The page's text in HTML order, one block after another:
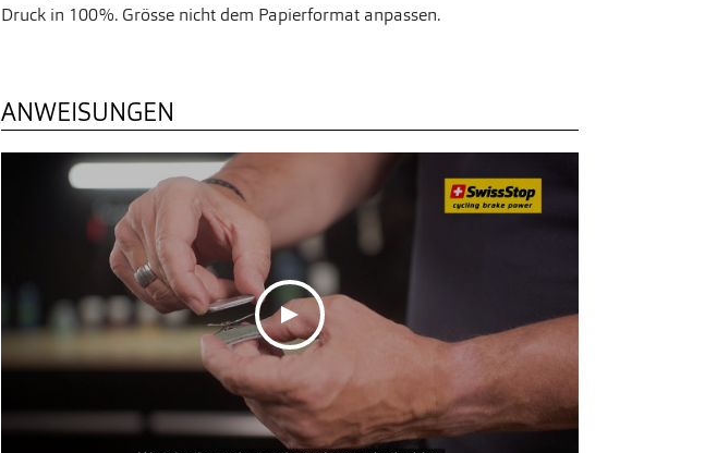
Druck in 100%. Grösse nicht dem Papierformat anpassen.
ANWEISUNGEN